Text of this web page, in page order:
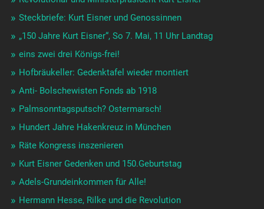
Steckbriefe: Kurt Eisner und Genossinnen
„150 Jahre Kurt Eisner“, So 7. Mai, 11 Uhr Landtag
eins zwei drei Königs-frei!
Hofbräukeller: Gedenktafel wieder montiert
Anti- Bolschewisten Fonds ab 1918
Palmsonntagsputsch? Ostermarsch!
Hundert Jahre Hakenkreuz in München
Räte Kongress inszenieren
Kurt Eisner Gedenken und 150.Geburtstag
Adels-Grundeinkommen für Alle!
Hermann Hesse, Rilke und die Revolution